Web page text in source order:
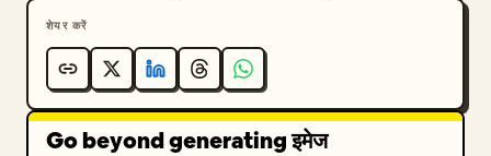
शेयर करें
Go beyond generating इमेज